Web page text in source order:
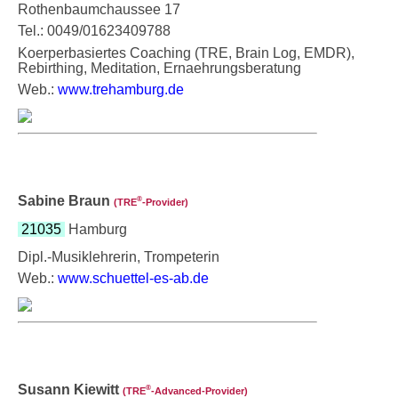
Rothenbaumchaussee 17
Tel.: 0049/01623409788
Koerperbasiertes Coaching (TRE, Brain Log, EMDR),
Rebirthing, Meditation, Ernaehrungsberatung
Web.: www.trehamburg.de
Sabine Braun (TRE®‑Provider)
21035 Hamburg
Dipl.-Musiklehrerin, Trompeterin
Web.: www.schuettel-es-ab.de
Susann Kiewitt (TRE®‑Advanced-Provider)